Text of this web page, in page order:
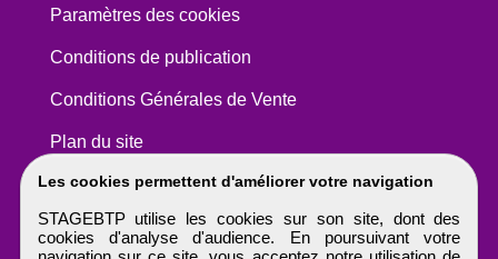
Les cookies permettent d'améliorer votre navigation
STAGEBTP utilise les cookies sur son site, dont des
cookies d'analyse d'audience. En poursuivant votre
Paramètres des cookies
Conditions de publication
Conditions Générales de Vente
Plan du site